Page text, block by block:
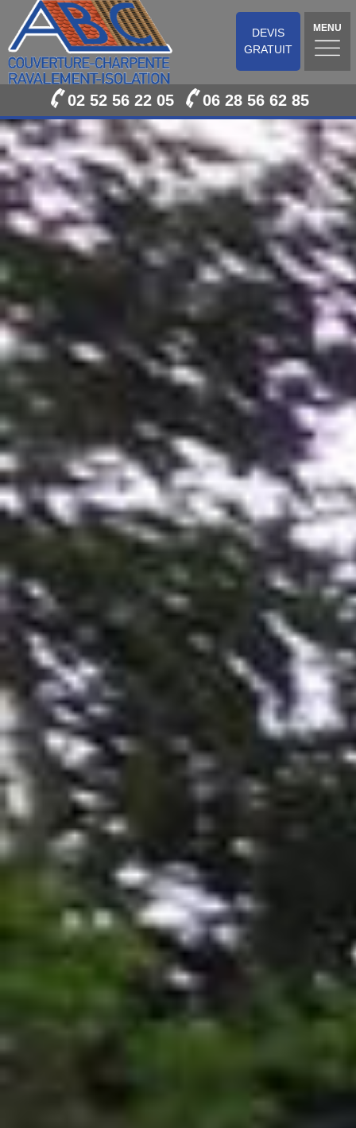
DEVIS
GRATUIT
MENU
02 52 56 22 05 06 28 56 62 85